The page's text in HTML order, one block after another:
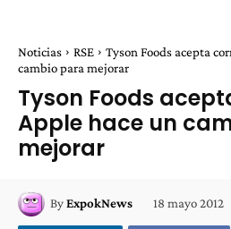
Noticias RSE
Tyson Foods acepta
cambio para mejorar
Tyson Foods
Apple hace un
mejorar
ByExpokNews 18 mayo 2012